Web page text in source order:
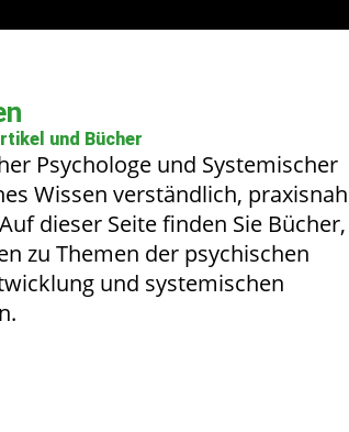
und Bücher
Psychologe und Systemischer
Wissen verständlich, praxisnah
dieser Seite finden Sie Bücher,
zu Themen der psychischen
und systemischen